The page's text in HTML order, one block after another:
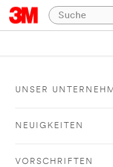
UNSER
NEUIGKEITEN
VORSCHRIFTEN